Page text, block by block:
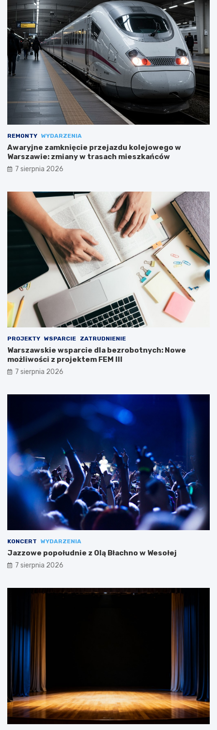
REMONTY WYDARZENIA
Awaryjne zamknięcie przejazdu kolejowego w
Warszawie: zmiany w trasach mieszkańców
7 sierpnia 2026
PROJEKTY WSPARCIE ZATRUDNIENIE
Warszawskie wsparcie dla bezrobotnych: Nowe
możliwości z projektem FEM III
7 sierpnia 2026
KONCERT WYDARZENIA
Jazzowe popołudnie z Olą Błachno w Wesołej
7 sierpnia 2026